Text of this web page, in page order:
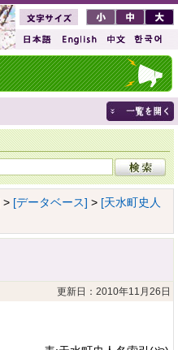
> [データベース] > [天水町史人
更新日：2010年11月26日